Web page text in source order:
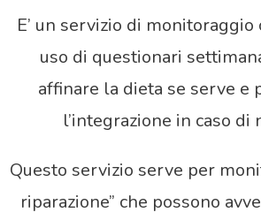
E’ un servizio di
uso di questionari
affinare la dieta se serve e
l’integrazione in caso di
Questo servizio serve per
riparazione” che possono